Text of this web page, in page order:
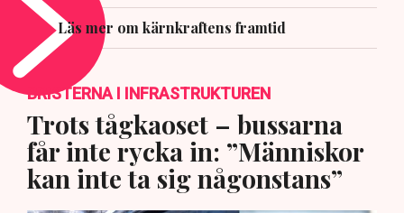
Läs mer om kärnkraftens framtid
BRISTERNA I INFRASTRUKTUREN
Trots tågkaoset – bussarna
får inte rycka in: ”Människor
kan inte ta sig någonstans”